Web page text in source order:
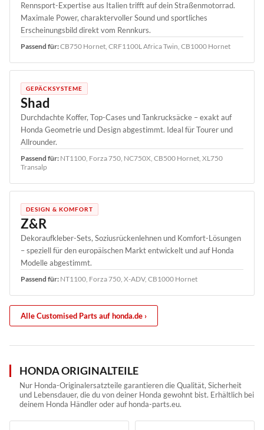
Rennsport-Expertise aus Italien trifft auf dein Straßenmotorrad.
Maximale Power, charaktervoller Sound und sportliches
Erscheinungsbild direkt vom Rennkurs.
Passend für:CB750 Hornet, CRF1100L Africa Twin, CB1000 Hornet
GEPÄCKSYSTEME
Shad
Durchdachte Koffer, Top-Cases und Tankrucksäcke – exakt auf
Honda Geometrie und Design abgestimmt. Ideal für Tourer und
Allrounder.
Passend für: NT1100, Forza 750, NC750X, CB500 Hornet, XL750
Transalp
DESIGN & KOMFORT
Z&R
Dekoraufkleber-Sets, Soziusrückenlehnen und Komfort-Lösungen
– speziell für den europäischen Markt entwickelt und auf Honda
Modelle abgestimmt.
Passend für: NT1100, Forza 750, X-ADV, CB1000 Hornet
Alle Customised Parts auf honda.de ›
HONDA ORIGINALTEILE
Nur Honda-Originalersatzteile garantieren die Qualität, Sicherheit
und Lebensdauer, die du von deiner Honda gewohnt bist. Erhältlich bei
deinem Honda Händler oder auf honda-parts.eu.